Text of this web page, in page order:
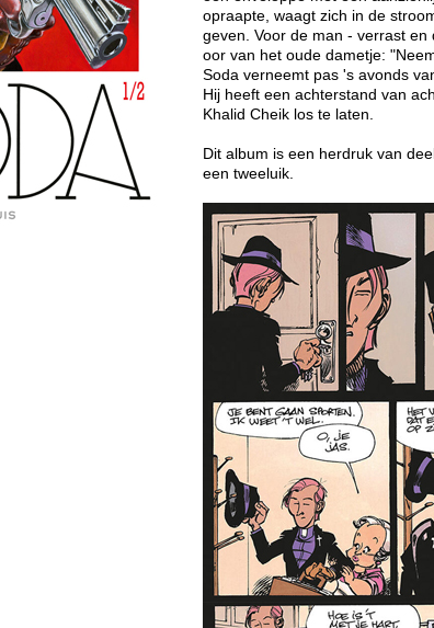
opraapte, waagt zich in de
geven. Voor de man - verrast
oor van het oude dametje:
Soda verneemt pas 's avonds
Hij heeft een achterstand van
Khalid Cheik los te laten.
Dit album is een herdruk van
een tweeluik.